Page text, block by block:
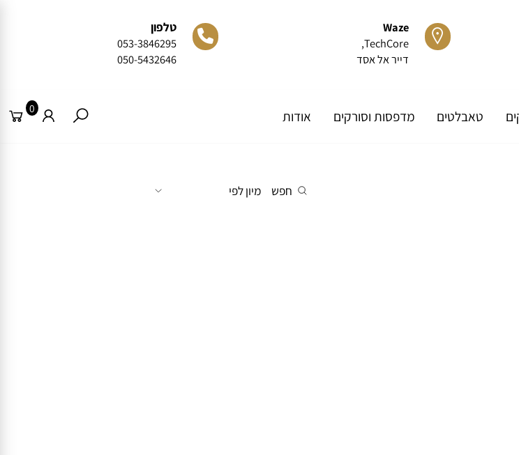
Waze
TechCore
,
דייר אל אסד
טלפון
053-3846295
050-5432646
0 טאבלטים מדפסות וסורקים אודות
חפש מיון לפי